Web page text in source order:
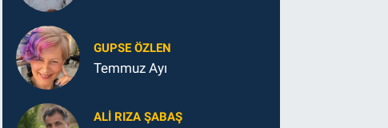
GUPSE ÖZLEN
Temmuz Ayı
ALI RIZA ŞABAŞ